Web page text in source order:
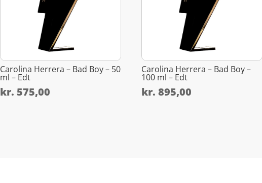
Carolina Herrera – Bad Boy – 50
ml – Edt
kr. 575,00
Carolina Herrera – Bad Boy –
100 ml – Edt
kr. 895,00